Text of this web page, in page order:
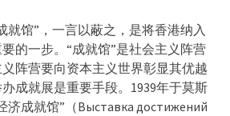
就馆”，一言以蔽之，是将香港纳入
的一步。“成就馆”是社会主义阵营
阵营要向资本主义世界彰显其优越
成就展是重要手段。1939年于莫斯
济成就馆”（Выставка достижений